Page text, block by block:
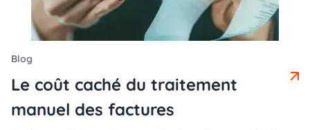
blog
Le coût caché du traitement
manuel des factures